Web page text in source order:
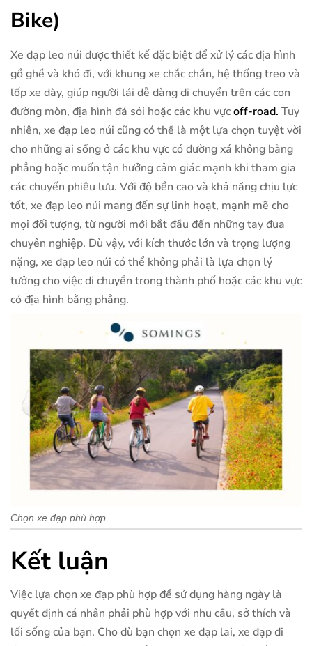
Bike)
Xe đạp leo núi được thiết kế đặc biệt để xử lý các địa hình
gồ ghề và khó đi, với khung xe chắc chắn, hệ thống treo và
lốp xe dày, giúp người lái dễ dàng di chuyển trên các con
đường mòn, địa hình đá sỏi hoặc các khu vựcoff-road. Tuy
nhiên, xe đạp leo núi cũng có thể là một lựa chọn tuyệt vời
cho những ai sống ở các khu vực có đường xá không bằng
phẳng hoặc muốn tận hưởng cảm giác mạnh khi tham gia
các chuyến phiêu lưu. Với độ bền cao và khả năng chịu lực
tốt, xe đạp leo núi mang đến sự linh hoạt, mạnh mẽ cho
mọi đối tượng, từ người mới bắt đầu đến những tay đua
chuyên nghiệp. Dù vậy, với kích thước lớn và trọng lượng
nặng, xe đạp leo núi có thể không phải là lựa chọn lý
tưởng cho việc di chuyển trong thành phố hoặc các khu vực
có địa hình bằng phẳng.
Chọn xe đạp phù hợp
Kết luận
Việc lựa chọn xe đạp phù hợp để sử dụng hàng ngày là
quyết định cá nhân phải phù hợp với nhu cầu, sở thích và
lối sống của bạn. Cho dù bạn chọn xe đạp lai, xe đạp đi